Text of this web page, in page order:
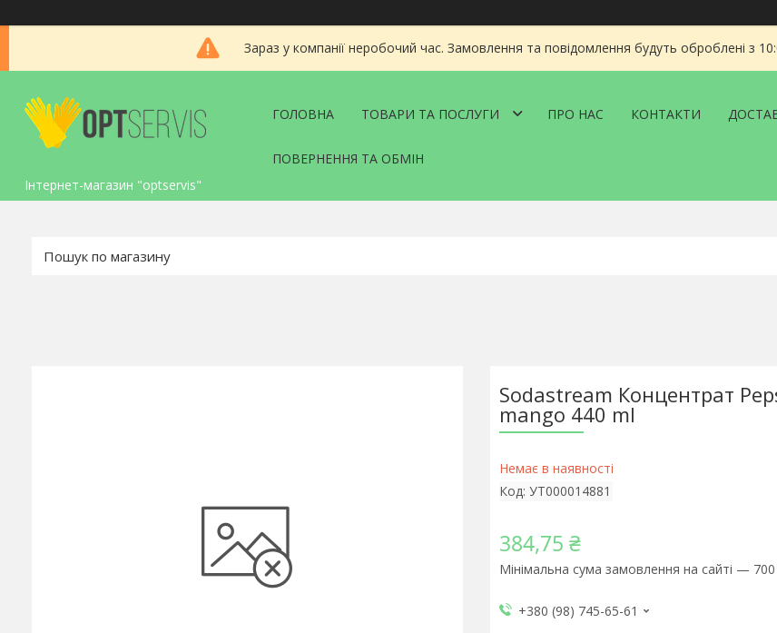
Зараз у компанії неробочий час. Замовлення та повідомлення будуть оброблені з
Інтернет-магазин "optservis"
ГОЛОВНА ТОВАРИ ТА ПОСЛУГИ ПРО НАС КОНТАКТИ
ПОВЕРНЕННЯ ТА ОБМІН
Sodastream Концентрат
mango 440 ml
Немає в наявності
Код: УТ000014881
384,75 ₴
Мінімальна сума замовлення на сайті —
+380 (98) 745-65-61